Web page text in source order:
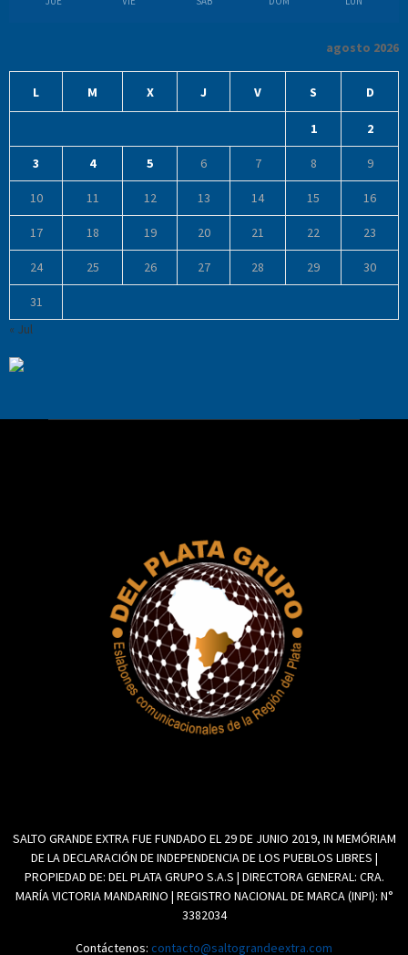
agosto 2026
L M X J V S D
1 2
3 4 5 6 7 8 9
10 11 12 13 14 15 16
17 18 19 20 21 22 23
24 25 26 27 28 29 30
31
« Jul
SALTO GRANDE EXTRA FUE FUNDADO EL 29 DE JUNIO 2019, IN MEMÓRIAM
DE LA DECLARACIÓN DE INDEPENDENCIA DE LOS PUEBLOS LIBRES |
PROPIEDAD DE: DEL PLATA GRUPO S.A.S | DIRECTORA GENERAL: CRA.
MARÍA VICTORIA MANDARINO | REGISTRO NACIONAL DE MARCA (INPI): N°
3382034
Contáctenos: contacto@saltograndeextra.com